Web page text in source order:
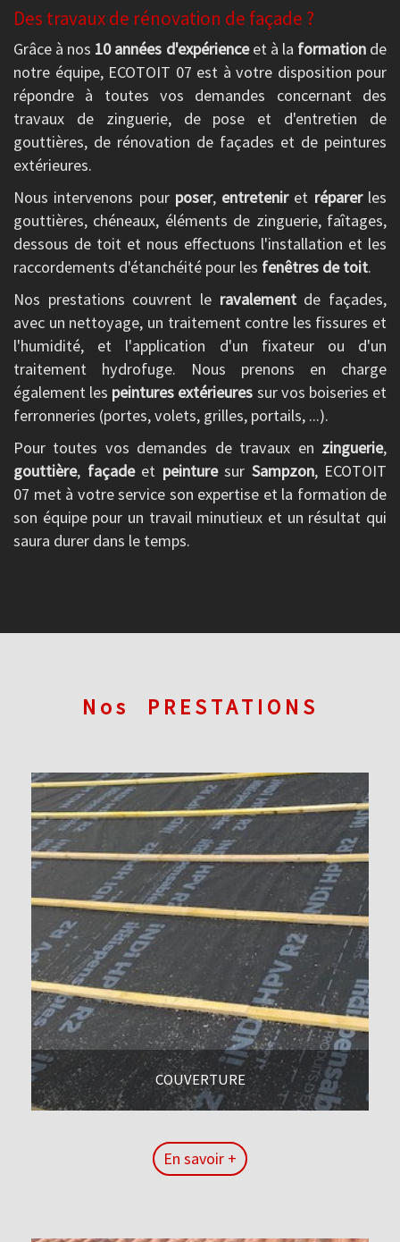
Des travaux de rénovation de façade ?
Grâce à nos 10 années d'expérienceet à la formationde
notre équipe, ECOTOIT 07 est à votre disposition pour
répondre à toutes vos demandes concernant des
travaux de zinguerie, de pose et d'entretien de
gouttières, de rénovation de façades et de peintures
extérieures.
Nous intervenons pour poser, entreteniret réparerles
gouttières, chéneaux, éléments de zinguerie, faîtages,
dessous de toit et nous effectuons l'installation et les
raccordements d'étanchéité pour les fenêtres de toit.
Nos prestations couvrent le ravalementde façades,
avec un nettoyage, un traitement contre les fissures et
l'humidité, et l'application d'un fixateur ou d'un
traitement hydrofuge. Nous prenons en charge
également les peintures extérieures sur vos boiseries et
ferronneries (portes, volets, grilles, portails, ...).
Pour toutes vos demandes de travaux en zinguerie,
gouttière, façadeet peinturesur Sampzon, ECOTOIT
07 met à votre service son expertise et la formation de
son équipe pour un travail minutieux et un résultat qui
saura durer dans le temps.
Nos PRESTATIONS
COUVERTURE
En savoir +